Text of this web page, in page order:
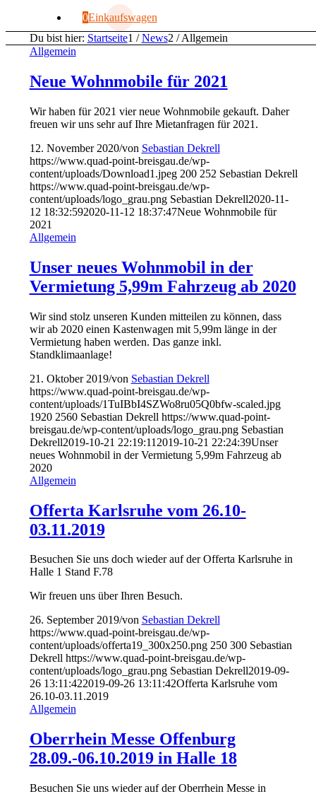
0Einkaufswagen
Du bist hier: Startseite1 / News2 / Allgemein
Allgemein
Neue Wohnmobile für 2021
Wir haben für 2021 vier neue Wohnmobile gekauft. Daher
freuen wir uns sehr auf Ihre Mietanfragen für 2021.
12. November 2020/von Sebastian Dekrell
https://www.quad-point-breisgau.de/wp-
content/uploads/Download1.jpeg 200 252 Sebastian Dekrell
https://www.quad-point-breisgau.de/wp-
content/uploads/logo_grau.png Sebastian Dekrell2020-11-
12 18:32:592020-11-12 18:37:47Neue Wohnmobile für
2021
Allgemein
Unser neues Wohnmobil in der
Vermietung 5,99m Fahrzeug ab 2020
Wir sind stolz unseren Kunden mitteilen zu können, dass
wir ab 2020 einen Kastenwagen mit 5,99m länge in der
Vermietung haben werden. Das ganze inkl.
Standklimaanlage!
21. Oktober 2019/von Sebastian Dekrell
https://www.quad-point-breisgau.de/wp-
content/uploads/1TuIBbI4SZWo8ru05Q0bfw-scaled.jpg
1920 2560 Sebastian Dekrell https://www.quad-point-
breisgau.de/wp-content/uploads/logo_grau.png Sebastian
Dekrell2019-10-21 22:19:11 2019-10-21 22:24:39Unser
neues Wohnmobil in der Vermietung 5,99m Fahrzeug ab
2020
Allgemein
Offerta Karlsruhe vom 26.10-
03.11.2019
Besuchen Sie uns doch wieder auf der Offerta Karlsruhe in
Halle 1 Stand F.78
Wir freuen uns über Ihren Besuch.
26. September 2019/von Sebastian Dekrell
https://www.quad-point-breisgau.de/wp-
content/uploads/offerta19_300x250.png 250 300 Sebastian
Dekrell https://www.quad-point-breisgau.de/wp-
content/uploads/logo_grau.png Sebastian Dekrell2019-09-
26 13:11:422019-09-26 13:11:42Offerta Karlsruhe vom
26.10-03.11.2019
Allgemein
Oberrhein Messe Offenburg
28.09.-06.10.2019 in Halle 18
Besuchen Sie uns wieder auf der Oberrhein Messe in